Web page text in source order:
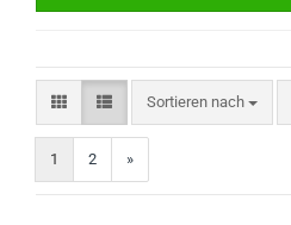
Sortieren nach
Sortieren nach
1 2 »